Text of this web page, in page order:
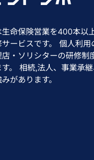
命保険営業を400本以
サービスです。 個人利
・ソリシターの研修制
。 相続,法人、事業承
があります。